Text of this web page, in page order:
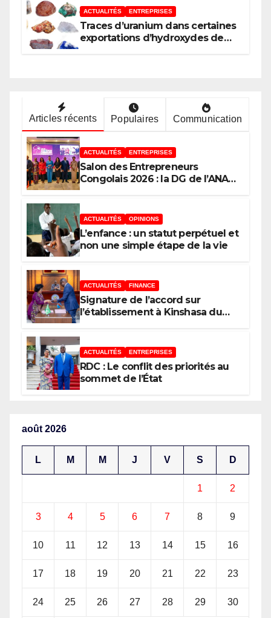
ACTUALITÉS ENTREPRISES
Traces d’uranium dans certaines
exportations d’hydroxydes de
Articles récents Populaires Communication
ACTUALITÉS ENTREPRISES
Salon des Entrepreneurs
Congolais 2026 : la DG de l’ANAPI
l’ambition d’une RDC, destination
phare de l’investissement en
Afrique
ACTUALITÉS OPINIONS
L’enfance : un statut perpétuel et
non une simple étape de la vie
ACTUALITÉS FINANCE
Signature de l’accord sur
l’établissement à Kinshasa du
africaine–Nouveau Partenariat
pour le développement de
l’Afrique (AUDA-NEPAD)
ACTUALITÉS ENTREPRISES
RDC : Le conflit des priorités au
sommet de l’État
août 2026
L M M J V S D
1 2
3 4 5 6 7 8 9
10 11 12 13 14 15 16
17 18 19 20 21 22 23
24 25 26 27 28 29 30